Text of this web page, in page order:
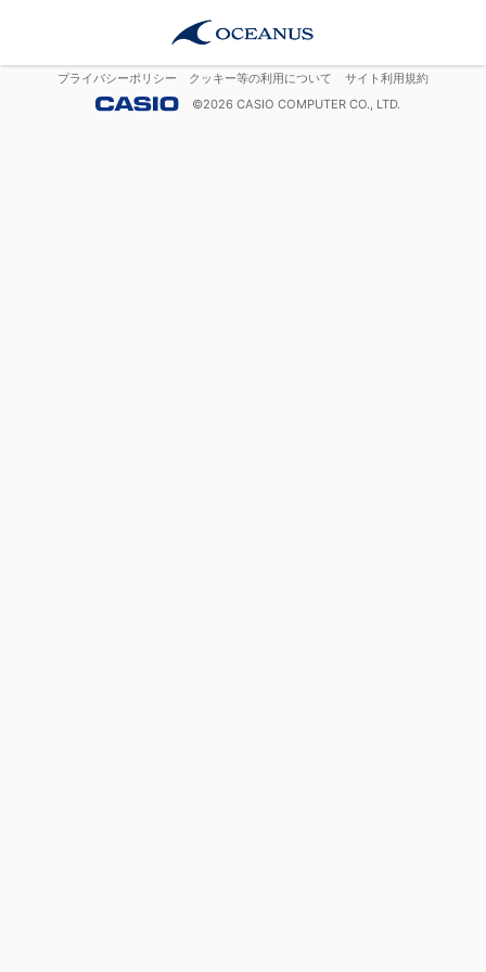
プライバシーポリシー クッキー等の利用について
サイト利用規約
©2026 CASIO COMPUTER CO., LTD.